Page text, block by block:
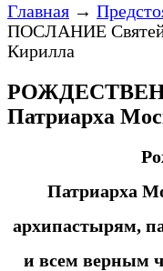
Главная →
ПОСЛАНИЕ
Кирилла
Патриарха
Патриарха
архипастырям,
и всем верным